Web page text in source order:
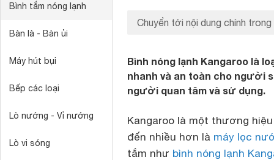
Bình tắm nóng lạnh
Bàn là - Bàn ủi
Máy hút bụi
Bếp các loại
Lò nướng - Vỉ nướng
Lò vi sóng
Chuyển tới nội dung chính trong
Bình nóng lạnh Kangaroo là
nhanh và an toàn cho người
người quan tâm và sử dụng.
Kangaroo là một thương
đến nhiều hơn là máy lọc
tắm như bình nóng lạnh